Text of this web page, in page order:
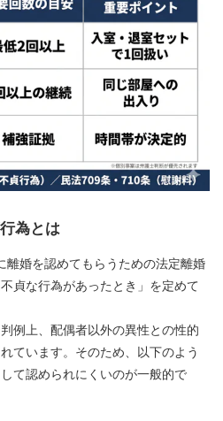
為とは
離婚を認めてもらうための法定離婚
貞な行為があったとき」を定めて
例上、配偶者以外の異性との性的
ています。そのため、以下のよう
て認められにくいのが一般的で